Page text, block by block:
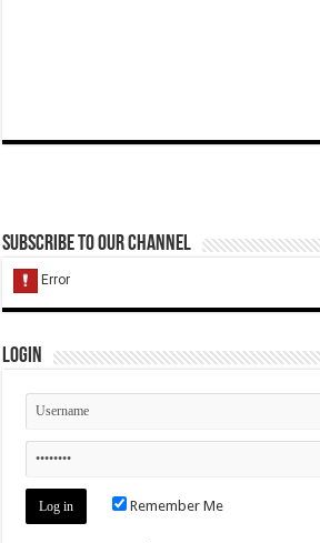
Subscribe to our Channel
Login
Remember Me